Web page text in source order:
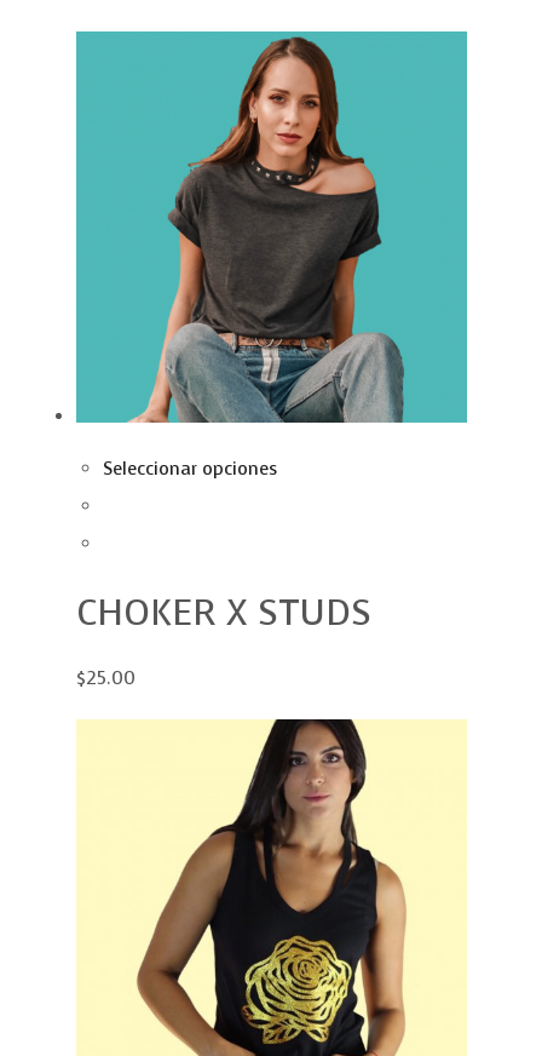
Seleccionar opciones
CHOKER X STUDS
$25.00